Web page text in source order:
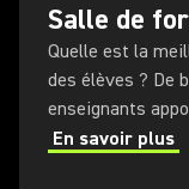
Salle de
Quelle est la
des élèves ? De
enseignants
En savoir plus